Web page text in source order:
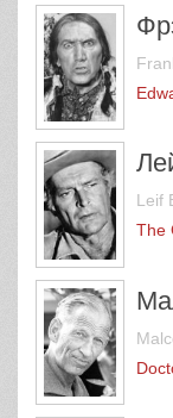
Leif
The